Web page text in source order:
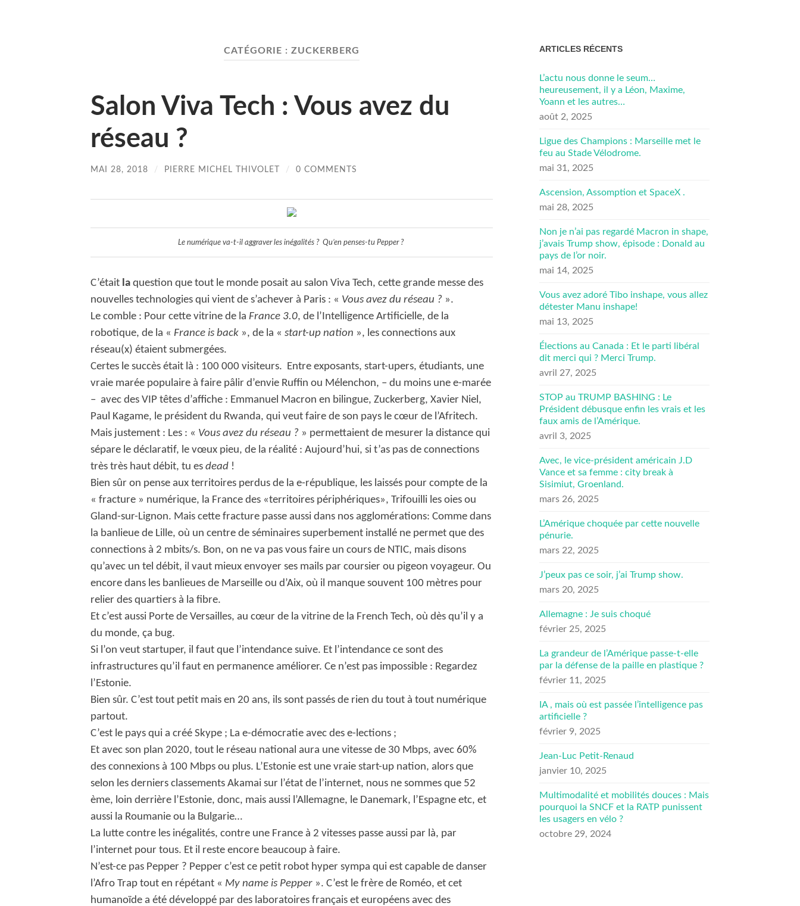
CATÉGORIE : ZUCKERBERG
Salon Viva Tech : Vous avez du
réseau ?
MAI 28, 2018 / PIERRE MICHEL THIVOLET / 0 COMMENTS
Le numérique va-t-il aggraver les inégalités ? Qu’en penses-tu Pepper ?
C’était la question que tout le monde posait au salon Viva Tech, cette grande messe des
nouvelles technologies qui vient de s’achever à Paris : « Vous avez du réseau ? ».
Le comble : Pour cette vitrine de la France 3.0, de l’Intelligence Artificielle, de la
robotique, de la « France is back », de la « start-up nation », les connections aux
réseau(x) étaient submergées.
Certes le succès était là : 100 000 visiteurs. Entre exposants, start-upers, étudiants, une
vraie marée populaire à faire pâlir d’envie Ruffin ou Mélenchon, – du moins une e-marée
– avec des VIP têtes d’affiche : Emmanuel Macron en bilingue, Zuckerberg, Xavier Niel,
Paul Kagame, le président du Rwanda, qui veut faire de son pays le cœur de l’Afritech.
Mais justement : Les : « Vous avez du réseau ? » permettaient de mesurer la distance qui
sépare le déclaratif, le vœux pieu, de la réalité : Aujourd’hui, si t’as pas de connections
très très haut débit, tu es dead !
Bien sûr on pense aux territoires perdus de la e-république, les laissés pour compte de la
« fracture » numérique, la France des «territoires périphériques», Trifouilli les oies ou
Gland-sur-Lignon. Mais cette fracture passe aussi dans nos agglomérations: Comme dans
la banlieue de Lille, où un centre de séminaires superbement installé ne permet que des
connections à 2 mbits/s. Bon, on ne va pas vous faire un cours de NTIC, mais disons
qu’avec un tel débit, il vaut mieux envoyer ses mails par coursier ou pigeon voyageur. Ou
encore dans les banlieues de Marseille ou d’Aix, où il manque souvent 100 mètres pour
relier des quartiers à la fibre.
Et c’est aussi Porte de Versailles, au cœur de la vitrine de la French Tech, où dès qu’il y a
du monde, ça bug.
Si l’on veut startuper, il faut que l’intendance suive. Et l’intendance ce sont des
infrastructures qu’il faut en permanence améliorer. Ce n’est pas impossible : Regardez
l’Estonie.
Bien sûr. C’est tout petit mais en 20 ans, ils sont passés de rien du tout à tout numérique
partout.
C’est le pays qui a créé Skype ; La e-démocratie avec des e-lections ;
Et avec son plan 2020, tout le réseau national aura une vitesse de 30 Mbps, avec 60%
des connexions à 100 Mbps ou plus. L’Estonie est une vraie start-up nation, alors que
selon les derniers classements Akamai sur l’état de l’internet, nous ne sommes que 52
ème, loin derrière l’Estonie, donc, mais aussi l’Allemagne, le Danemark, l’Espagne etc, et
aussi la Roumanie ou la Bulgarie…
La lutte contre les inégalités, contre une France à 2 vitesses passe aussi par là, par
l’internet pour tous. Et il reste encore beaucoup à faire.
N’est-ce pas Pepper ? Pepper c’est ce petit robot hyper sympa qui est capable de danser
l’Afro Trap tout en répétant « My name is Pepper ». C’est le frère de Roméo, et cet
humanoïde a été développé par des laboratoires français et européens avec des
ARTICLES RÉCENTS
L’actu nous donne le seum…
heureusement, il y a Léon, Maxime,
Yoann et les autres…
août 2, 2025
Ligue des Champions : Marseille met le
feu au Stade Vélodrome.
mai 31, 2025
Ascension, Assomption et SpaceX .
mai 28, 2025
Non je n’ai pas regardé Macron in shape,
j’avais Trump show, épisode : Donald au
pays de l’or noir.
mai 14, 2025
Vous avez adoré Tibo inshape, vous allez
détester Manu inshape!
mai 13, 2025
Élections au Canada : Et le parti libéral
dit merci qui ? Merci Trump.
avril 27, 2025
STOP au TRUMP BASHING : Le
Président débusque enfin les vrais et les
faux amis de l’Amérique.
avril 3, 2025
Avec, le vice-président américain J.D
Vance et sa femme : city break à
Sisimiut, Groenland.
mars 26, 2025
L’Amérique choquée par cette nouvelle
pénurie.
mars 22, 2025
J’peux pas ce soir, j’ai Trump show.
mars 20, 2025
Allemagne : Je suis choqué
février 25, 2025
La grandeur de l’Amérique passe-t-elle
par la défense de la paille en plastique ?
février 11, 2025
IA , mais où est passée l’intelligence pas
artificielle ?
février 9, 2025
Jean-Luc Petit-Renaud
janvier 10, 2025
Multimodalité et mobilités douces : Mais
pourquoi la SNCF et la RATP punissent
les usagers en vélo ?
octobre 29, 2024